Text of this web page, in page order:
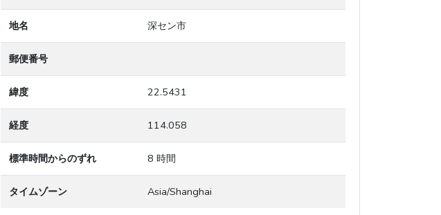
地名 深セン市
郵便番号
緯度 22.5431
経度 114.058
標準時間からのずれ 8 時間
タイムゾーン Asia/Shanghai